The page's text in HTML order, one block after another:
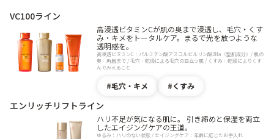
VC100ライン
高浸透ビタミンCが肌の奥まで浸透し、毛穴・くす
み・キメをトータルケア。まるで光を放つような
透明感を。
高浸透ビタミンC：パルミチン酸アスコルビルリン酸3Na（整肌成分）/ 肌の
奥：角層まで / 毛穴：乾燥による毛穴の目立つ肌 / くすみ：乾燥によりくす
んでみえること
毛穴・キメ くすみ
エンリッチリフトライン
ハリ不足が気になる肌に。 引き締めと保湿を両立
したエイジングケアの王道。
ゆるみ：ハリのない状態 / エイジングケア：年齢に応じたお手入れ